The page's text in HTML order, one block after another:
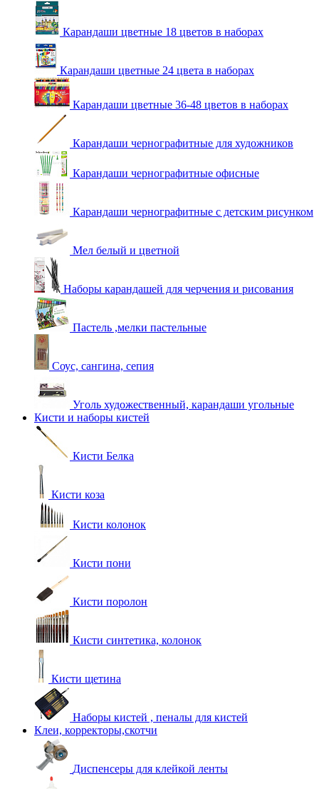
Карандаши цветные 18 цветов в наборах
Карандаши цветные 24 цвета в наборах
Карандаши цветные 36-48 цветов в наборах
Карандаши чернографитные для художников
Карандаши чернографитные офисные
Карандаши чернографитные с детским рисунком
Мел белый и цветной
Наборы карандашей для черчения и рисования
Пастель ,мелки пастельные
Соус, сангина, сепия
Уголь художественный, карандаши угольные
Кисти и наборы кистей
Кисти Белка
Кисти коза
Кисти колонок
Кисти пони
Кисти поролон
Кисти синтетика, колонок
Кисти щетина
Наборы кистей , пеналы для кистей
Клеи, корректоры,скотчи
Диспенсеры для клейкой ленты